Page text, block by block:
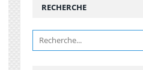
RECHERCHE